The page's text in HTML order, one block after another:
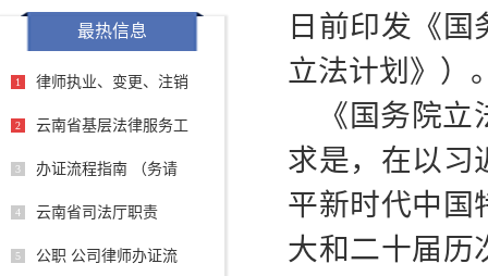
最热信息
1 律师执业、变更、注销
2 云南省基层法律服务工
3 办证流程指南 （务请
4 云南省司法厅职责
5 公职 公司律师办证流
日前印发《
立法计划》）
《国务院
求是，在以习
平新时代中国
大和二十届历